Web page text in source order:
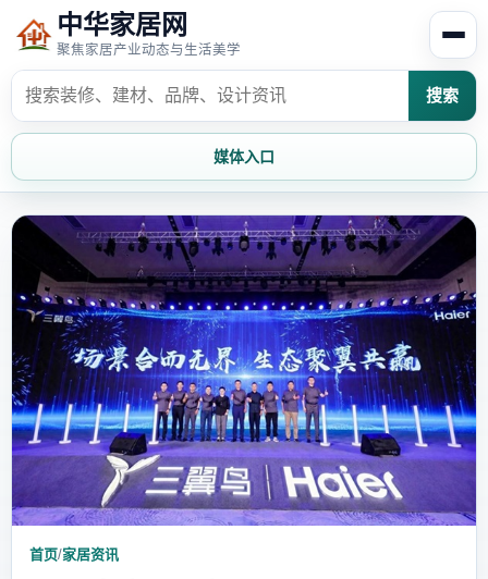
中华家居网
聚焦家居产业动态与生活美学
搜索
媒体入口
首页 家居资讯
家居风水 家居欣赏
时尚饰家 装修设计
家具知识 家居文化
家装攻略 创意家居
首页/家居资讯